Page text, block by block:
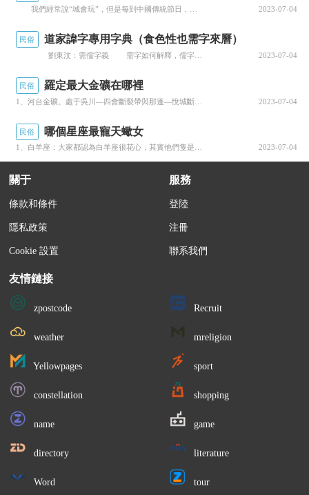
2023-07-04
民俗 道家諱字專用字典（食色性也需字來曆）
劉東汶：需儒字義 需字如何解釋，儒字如何解釋？我們的先祖們是睿智和聰明的。把兩個十分抽象的、看不見、摸不着的需儒二字解釋得讓人能夠看得見、摸得着的東西。這種神奇智慧的确令人稱奇。 需ｘū 需：雨 而。甲骨文中“需”字是一個躺卧床上的人（應當說是女人），她的下身旁邊有着三滴液體，但隐去了已經離開的男子。“需”字本義：成年男女之間合法... 2023-07-04
民俗 羅定最大金礦在哪裡
1、河台金礦。處于吳川—四會斷裂帶與那蓬—悅城斷裂帶的交會部位。2、羅定，廣東省轄縣級市，由雲浮市代... 2023-07-04
民俗 哪個星座最寵天蠍女
2023-07-04
關于
條款和條件
隱私政策
Cookie 設置
服務
登陸
注冊
聯系我們
友情鏈接
zpostcode Recruit
weather mreligion
Yellowpages sport
constellation shopping
name game
directory literature
Word tour